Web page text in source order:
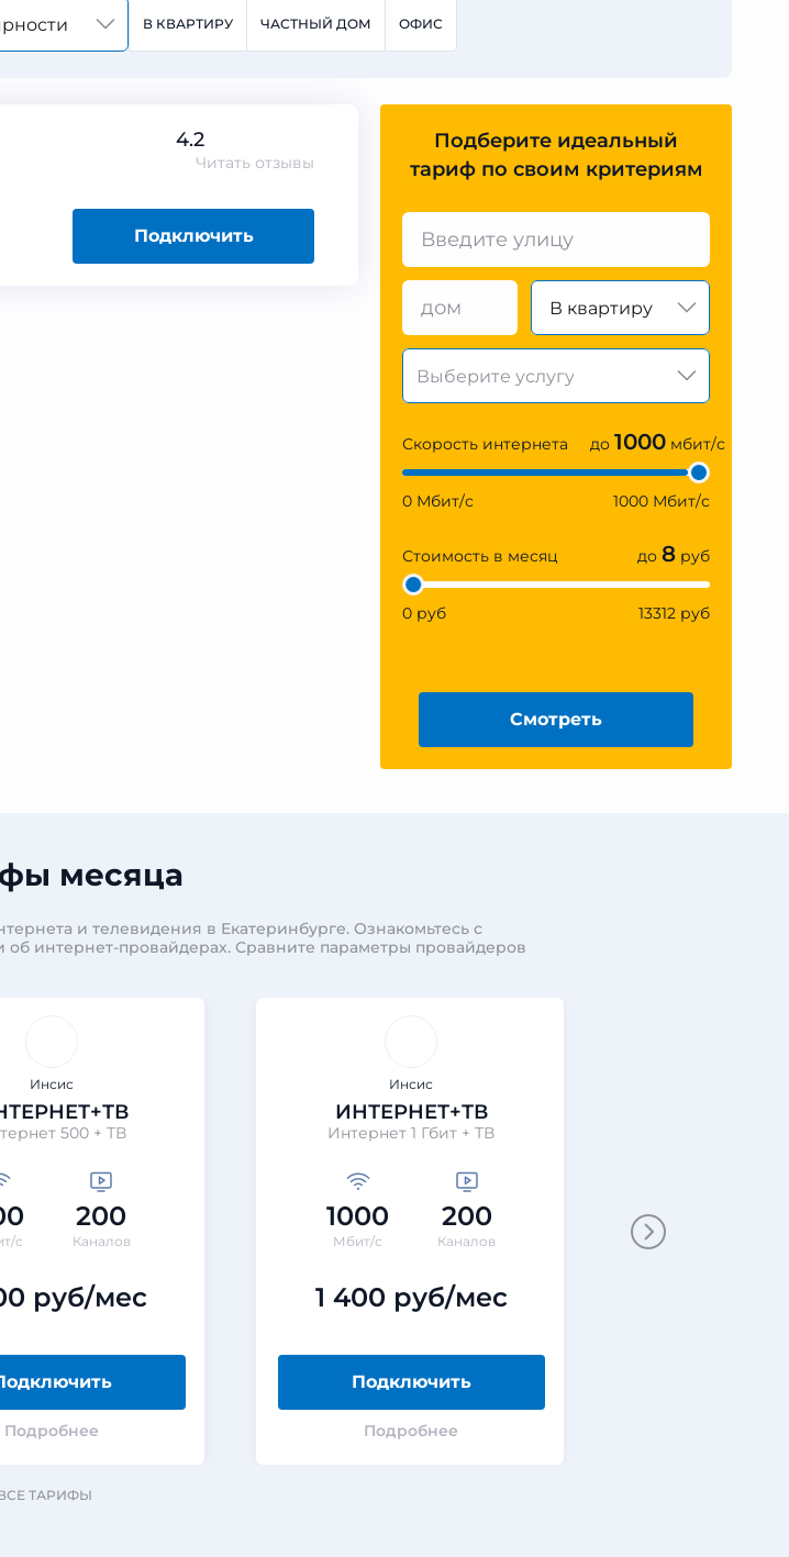
В КВАРТИРУ ЧАСТНЫЙ ДОМ ОФИС
4.2
Читать отзывы
Подключить
Подберите идеальный
тариф по своим критериям
В квартиру
Скорость интернета до 1000 мбит/с
0 Мбит/с 1000 Мбит/с
Стоимость в месяц до 8 руб
0 руб 13312 руб
Смотреть
месяца
и телевидения в Екатеринбурге. Ознакомьтесь с
интернет-провайдерах. Сравните параметры провайдеров
Инсис
500 + ТВ
с
200
Каналов
руб/мес
Подробнее
Инсис
ИНТЕРНЕТ+ТВ
Интернет 1 Гбит + ТВ
1000
Мбит/с
200
Каналов
1 400 руб/мес
Подключить
Подробнее
ТАРИФЫ